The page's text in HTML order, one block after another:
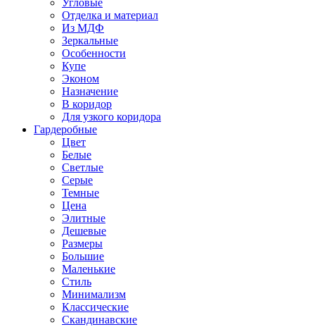
Угловые
Отделка и материал
Из МДФ
Зеркальные
Особенности
Купе
Эконом
Назначение
В коридор
Для узкого коридора
Гардеробные
Цвет
Белые
Светлые
Серые
Темные
Цена
Элитные
Дешевые
Размеры
Большие
Маленькие
Стиль
Минимализм
Классические
Скандинавские